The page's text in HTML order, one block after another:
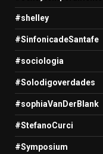
#shelley
#SinfonicadeSantafe
#sociologia
#Solodigoverdades
#sophiaVanDerBlank
#StefanoCurci
#Symposium